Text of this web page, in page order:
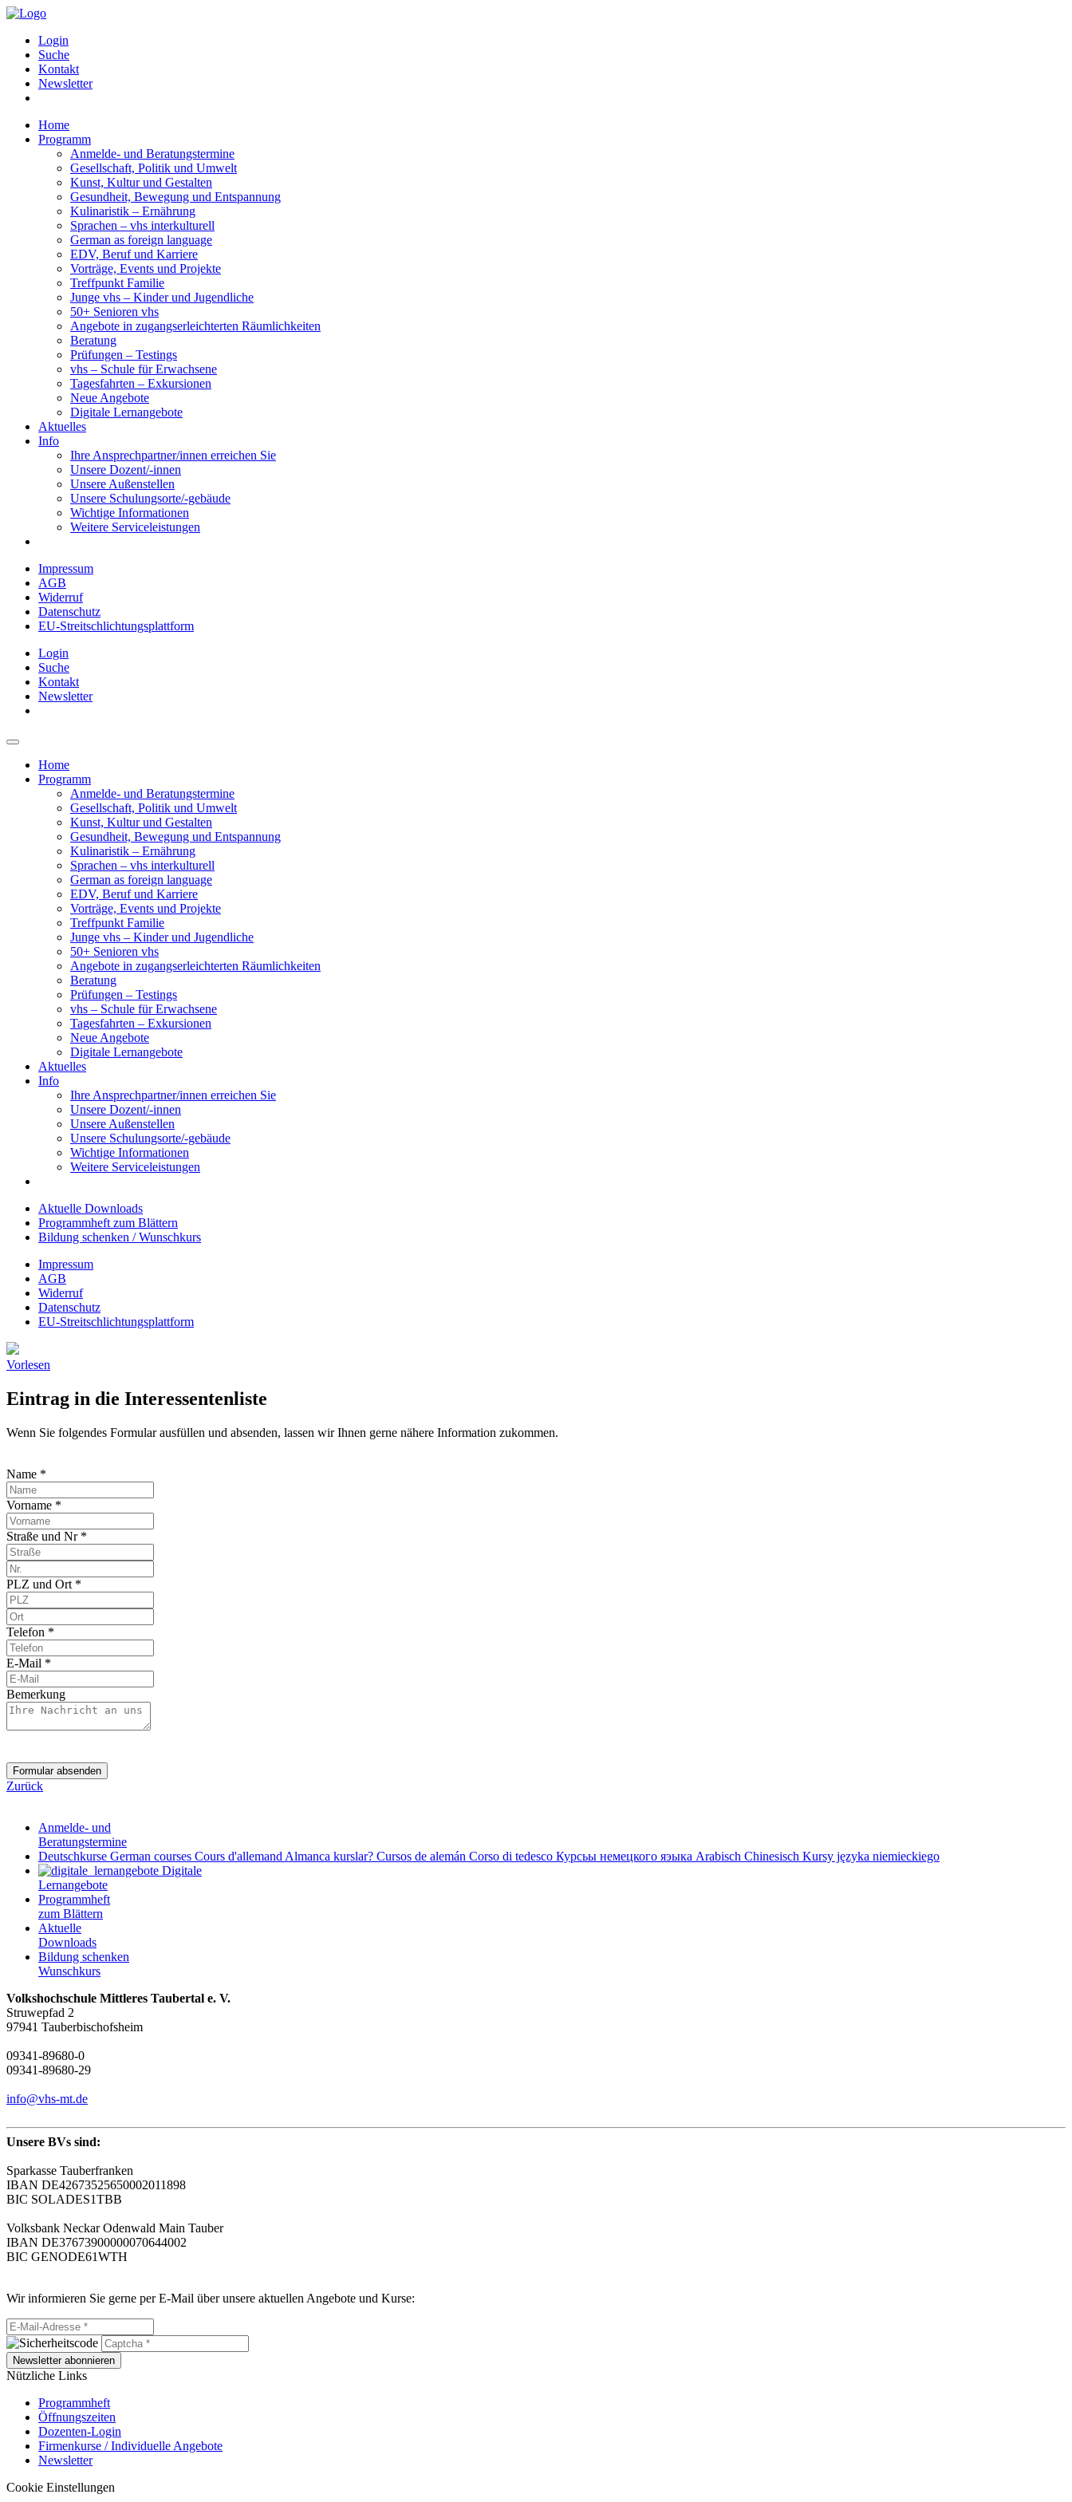
Login
Suche
Kontakt
Newsletter
Home
Programm
Anmelde- und Beratungstermine
Gesellschaft, Politik und Umwelt
Kunst, Kultur und Gestalten
Gesundheit, Bewegung und Entspannung
Kulinaristik – Ernährung
Sprachen – vhs interkulturell
German as foreign language
EDV, Beruf und Karriere
Vorträge, Events und Projekte
Treffpunkt Familie
Junge vhs – Kinder und Jugendliche
50+ Senioren vhs
Angebote in zugangserleichterten Räumlichkeiten
Beratung
Prüfungen – Testings
vhs – Schule für Erwachsene
Tagesfahrten – Exkursionen
Neue Angebote
Digitale Lernangebote
Aktuelles
Info
Ihre Ansprechpartner/innen erreichen Sie
Unsere Dozent/-innen
Unsere Außenstellen
Unsere Schulungsorte/-gebäude
Wichtige Informationen
Weitere Serviceleistungen
Impressum
AGB
Widerruf
Datenschutz
EU-Streitschlichtungsplattform
Login
Suche
Kontakt
Newsletter
Home
Programm
Anmelde- und Beratungstermine
Gesellschaft, Politik und Umwelt
Kunst, Kultur und Gestalten
Gesundheit, Bewegung und Entspannung
Kulinaristik – Ernährung
Sprachen – vhs interkulturell
German as foreign language
EDV, Beruf und Karriere
Vorträge, Events und Projekte
Treffpunkt Familie
Junge vhs – Kinder und Jugendliche
50+ Senioren vhs
Angebote in zugangserleichterten Räumlichkeiten
Beratung
Prüfungen – Testings
vhs – Schule für Erwachsene
Tagesfahrten – Exkursionen
Neue Angebote
Digitale Lernangebote
Aktuelles
Info
Ihre Ansprechpartner/innen erreichen Sie
Unsere Dozent/-innen
Unsere Außenstellen
Unsere Schulungsorte/-gebäude
Wichtige Informationen
Weitere Serviceleistungen
Aktuelle Downloads
Programmheft zum Blättern
Bildung schenken / Wunschkurs
Impressum
AGB
Widerruf
Datenschutz
EU-Streitschlichtungsplattform
Vorlesen
Eintrag in die Interessentenliste
Wenn Sie folgendes Formular ausfüllen und absenden, lassen wir Ihnen gerne nähere Information zukommen.
Name *
Vorname *
Straße und Nr *
PLZ und Ort *
Telefon *
E-Mail *
Bemerkung
Formular absenden
Zurück
Anmelde- und
Beratungstermine
Deutschkurse German courses Cours d'allemand Almanca kurslar? Cursos de alemán Corso di tedesco Курсьы немецкого яэыка Arabisch Chinesisch Kursy języka niemieckiego
Digitale
Lernangebote
Programmheft
zum Blättern
Aktuelle
Downloads
Bildung schenken
Wunschkurs
Volkshochschule Mittleres Taubertal e. V.
Struwepfad 2
97941 Tauberbischofsheim
09341-89680-0
09341-89680-29
info@vhs-mt.de
Unsere BVs sind:
Sparkasse Tauberfranken
IBAN DE42673525650002011898
BIC SOLADES1TBB
Volksbank Neckar Odenwald Main Tauber
IBAN DE37673900000070644002
BIC GENODE61WTH
Wir informieren Sie gerne per E-Mail über unsere aktuellen Angebote und Kurse:
Newsletter abonnieren
Nützliche Links
Programmheft
Öffnungszeiten
Dozenten-Login
Firmenkurse / Individuelle Angebote
Newsletter
Cookie Einstellungen